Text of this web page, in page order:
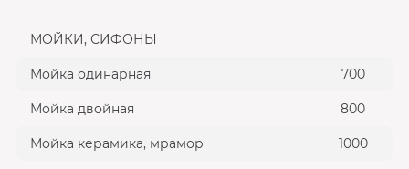
МОЙКИ, СИФОНЫ
Мойка одинарная 700
Мойка двойная 800
Мойка керамика, мрамор 1000